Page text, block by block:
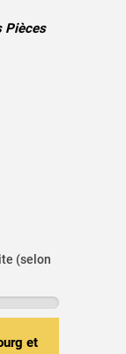
Pièces
(selon
et